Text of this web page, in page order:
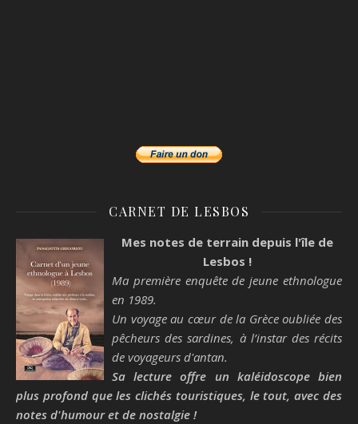
CARNET DE LESBOS
Mes notes de terrain depuis l'île de
Lesbos !
Ma première enquête de jeune ethnologue
en 1989.
Un voyage au cœur de la Grèce oubliée des
pêcheurs des sardines, à l’instar des récits
de voyageurs d'antan.
Sa lecture offre un kaléidoscope bien
plus profond que les clichés touristiques, le tout, avec des
notes d'humour et de nostalgie !